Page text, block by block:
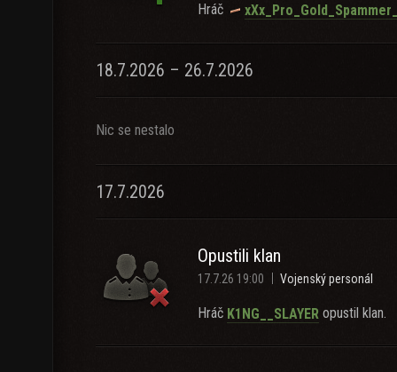
Hráč
18.7.2026 – 26.7.2026
Nic se nestalo
17.7.2026
Opustili klan
17.7.26 19:00 Vojenský personál
Hráč K1NG__SLAYER opustil klan.